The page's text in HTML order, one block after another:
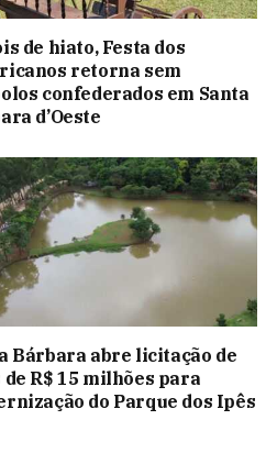
de hiato, Festa dos
retorna sem
confederados em Santa
d’Oeste
Bárbara abre licitação de
de R$ 15 milhões para
do Parque dos Ipês